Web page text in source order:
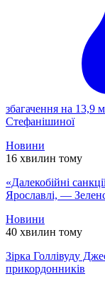
збагачення на 13,9
Стефанішиної
Новини
16 хвилин тому
«Далекобійні
Ярославлі, —
Новини
40 хвилин тому
Зірка Голлівуду
прикордонників